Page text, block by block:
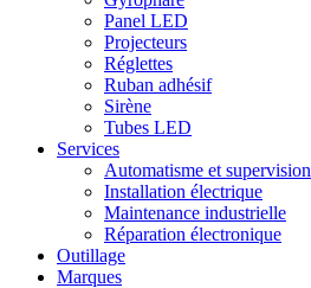
Panel LED
Projecteurs
Réglettes
Ruban adhésif
Sirène
Tubes LED
Services
Automatisme et supervision
Installation électrique
Maintenance industrielle
Réparation électronique
Outillage
Marques